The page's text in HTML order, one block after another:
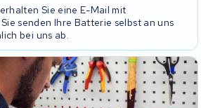
Sie eine E-Mail mit
senden Ihre Batterie selbst an uns
bei uns ab.